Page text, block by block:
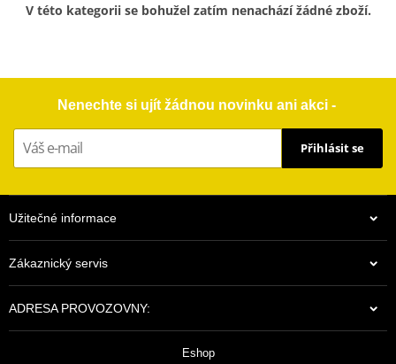
V této kategorii se bohužel zatím nenachází žádné zboží.
Nenechte si ujít žádnou novinku ani akci -
Přihlásit se
Užitečné informace
Zákaznický servis
ADRESA PROVOZOVNY:
Eshop